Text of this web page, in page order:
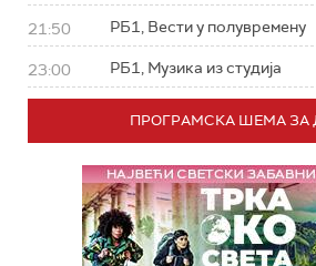
21:50 РБ1, Вести у полувремену
23:00 РБ1, Музика из студија
ПРОГРАМСКА ШЕМА ЗА